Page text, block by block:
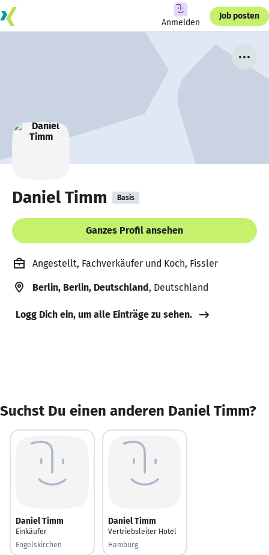
Anmelden
Job posten
Daniel Timm Basis
Ganzes Profil ansehen
Angestellt, Fachverkäufer und Koch, Fissler
Berlin, Berlin, Deutschland, Deutschland
Logg Dich ein, um alle Einträge zu sehen.
Suchst Du einen anderen Daniel Timm?
Daniel Timm
Einkäufer
Engelskirchen
Daniel Timm
Vertriebsleiter Hotel
Hamburg